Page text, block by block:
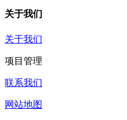
关于我们
关于我们
项目管理
联系我们
网站地图